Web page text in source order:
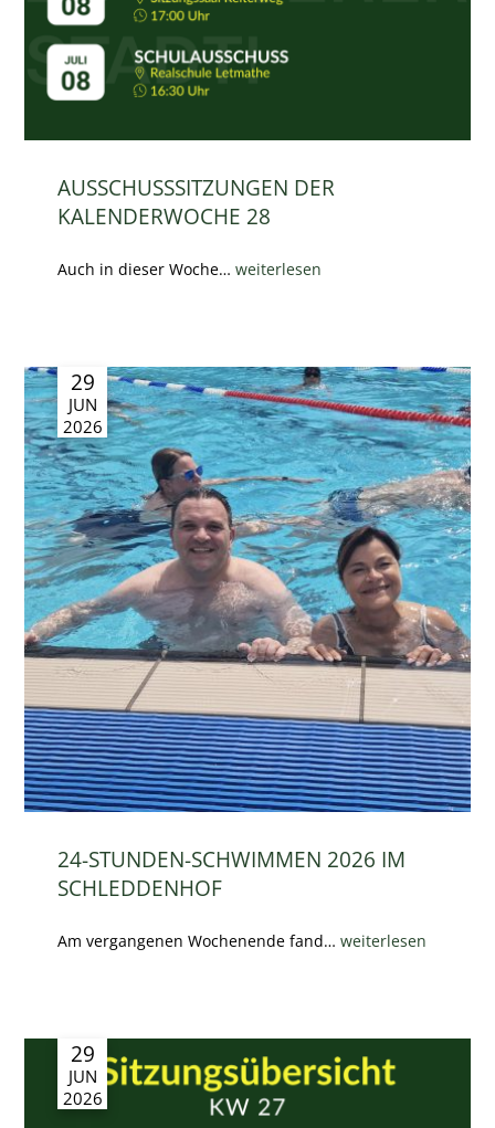
AUSSCHUSSSITZUNGEN DER
KALENDERWOCHE 28
Auch in dieser Woche…weiterlesen
29
JUN
2026
24-STUNDEN-SCHWIMMEN 2026 IM
SCHLEDDENHOF
Am vergangenen Wochenende fand…weiterlesen
29
JUN
2026